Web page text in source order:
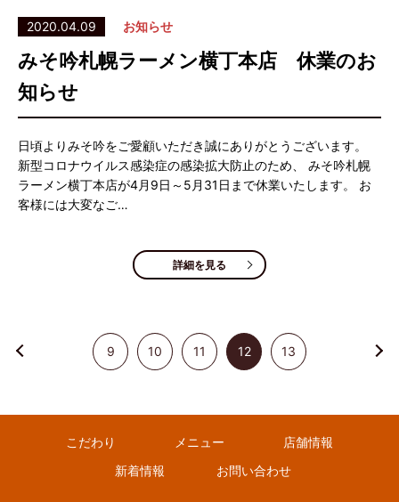
2020.04.09 お知らせ
みそ吟札幌ラーメン横丁本店 休業のお
知らせ
日頃よりみそ吟をご愛顧いただき誠にありがとうございます。
新型コロナウイルス感染症の感染拡大防止のため、 みそ吟札幌
ラーメン横丁本店が4月9日～5月31日まで休業いたします。 お
客様には大変なご…
詳細を見る
9 10 11 12 13
こだわり メニュー
店舗情報
新着情報
お問い合わせ